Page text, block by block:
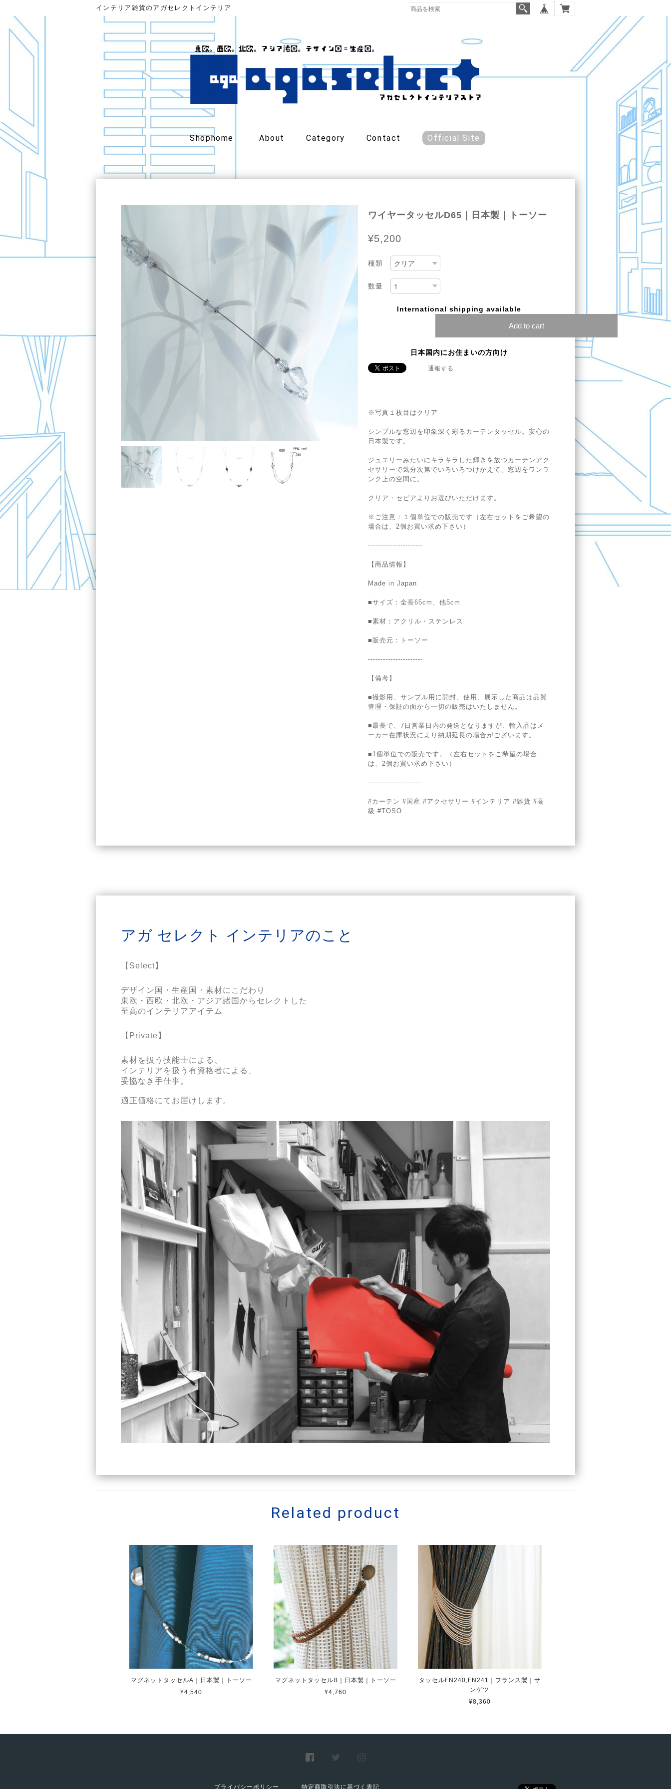
インテリア雑貨のアガセレクトインテリア
Shophome About Category Contact Official Site
ワイヤータッセルD65｜日本製｜トーソー
¥5,200
種類
数量
International shipping available
Add to cart
日本国内にお住まいの方向け
通報する
※写真１枚目はクリア
シンプルな窓辺を印象深く彩るカーテンタッセル。安心の
日本製です。
ジュエリーみたいにキラキラした輝きを放つカーテンアク
セサリーで気分次第でいろいろつけかえて、窓辺をワンラ
ンク上の空間に。
クリア・セピアよりお選びいただけます。
※ご注意：１個単位での販売です（左右セットをご希望の
場合は、2個お買い求め下さい）
----------------------
【商品情報】
Made in Japan
■サイズ：全長65cm、他5cm
■素材：アクリル・ステンレス
■販売元：トーソー
----------------------
【備考】
■撮影用、サンプル用に開封、使用、展示した商品は品質
管理・保証の面から一切の販売はいたしません。
■最長で、7日営業日内の発送となりますが、輸入品はメ
ーカー在庫状況により納期延長の場合がございます。
■1個単位での販売です。（左右セットをご希望の場合
は、2個お買い求め下さい）
----------------------
#カーテン #国産 #アクセサリー #インテリア #雑貨 #高
級 #TOSO
アガ セレクト インテリアのこと
【Select】
デザイン国・生産国・素材にこだわり
東欧・西欧・北欧・アジア諸国からセレクトした
【Private】
素材を扱う技能士による、
インテリアを扱う有資格者による、
妥協なき手仕事。
Related product
マグネットタッセルA｜日本製｜トーソー
¥4,540
マグネットタッセルB｜日本製｜トーソー
¥4,760
タッセルFN240,FN241｜フランス製｜サ
ンゲツ
¥8,360
プライバシーポリシー 特定商取引法に基づく表記